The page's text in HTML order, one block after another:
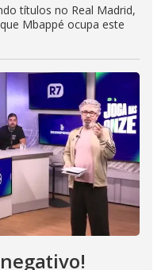
títulos no Real Madrid,
Mbappé ocupa este